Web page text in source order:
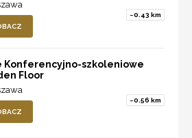
~0.43 km
Konferencyjno-szkoleniowe
Floor
~0.56 km